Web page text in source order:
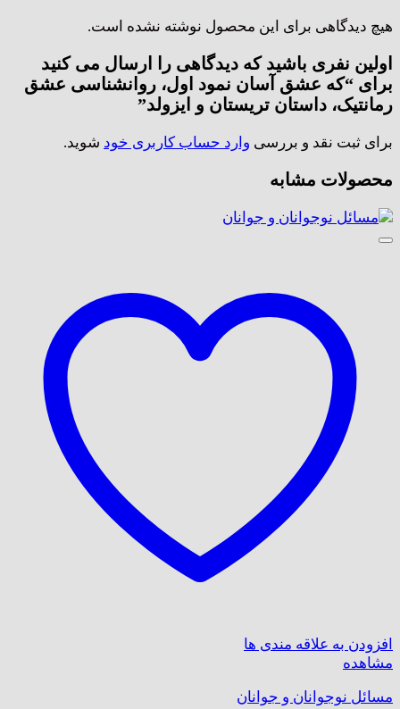
هیچ دیدگاهی برای این محصول نوشته نشده است.
اولین نفری باشید که دیدگاهی را ارسال می کنید
برای “که عشق آسان نمود اول، روانشناسی عشق
رمانتیک، داستان تریستان و ایزولد”
برای ثبت نقد و بررسی وارد حساب کاربری خود شوید.
محصولات مشابه
افزودن به علاقه مندی ها
مشاهده
مسائل نوجوانان و جوانان